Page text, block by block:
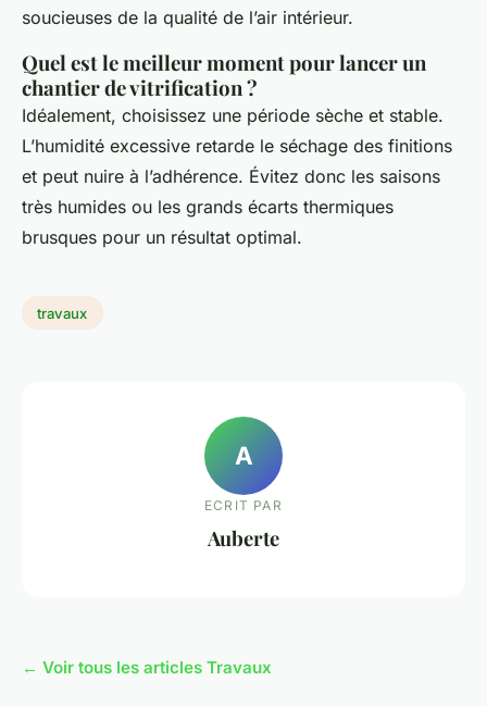
soucieuses de la qualité de l’air intérieur.
Quel est le meilleur moment pour lancer un
chantier de vitrification ?
Idéalement, choisissez une période sèche et stable.
L’humidité excessive retarde le séchage des finitions
et peut nuire à l’adhérence. Évitez donc les saisons
très humides ou les grands écarts thermiques
brusques pour un résultat optimal.
travaux
A
ECRIT PAR
Auberte
← Voir tous les articles Travaux